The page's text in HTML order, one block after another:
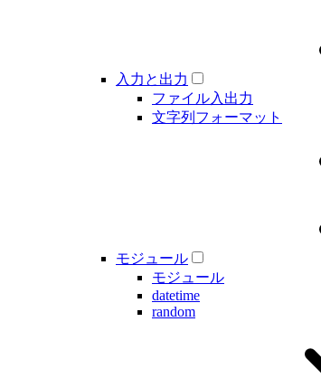
入力と出力
ファイル入出力
文字列フォーマット
モジュール
モジュール
datetime
random